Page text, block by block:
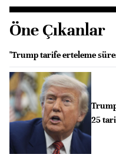
Öne Çıkanlar
"Trump tarife erteleme
25